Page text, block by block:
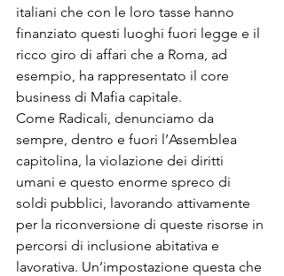
italiani che con le loro tasse hanno
finanziato questi luoghi fuori legge e il
ricco giro di affari che a Roma, ad
esempio, ha rappresentato il core
business di Mafia capitale.
Come Radicali, denunciamo da
sempre, dentro e fuori l’Assemblea
capitolina, la violazione dei diritti
umani e questo enorme spreco di
soldi pubblici, lavorando attivamente
per la riconversione di queste risorse in
percorsi di inclusione abitativa e
lavorativa. Un’impostazione questa che